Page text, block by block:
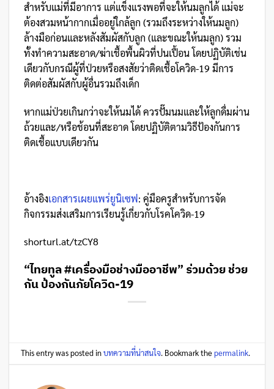
สำหรับแม่ที่มีอาการ แต่แข็งแรงพอที่จะให้นมลูกได้ แม่จะ
ต้องสวมหน้ากากเมื่ออยู่ใกล้ลูก (รวมถึงระหว่างให้นมลูก)
ล้างมือก่อนและหลังสัมผัสกับลูก (และขณะให้นมลูก) รวม
ทั้งทำความสะอาด/ฆ่าเชื้อพื้นผิวที่ปนเปื้อน โดยปฏิบัติเช่น
เดียวกับกรณีผู้ที่ป่วยหรือสงสัยว่าติดเชื้อโควิด-19 มีการ
ติดต่อสัมผัสกับผู้อื่นรวมถึงเด็ก
หากแม่ป่วยเกินกว่าจะให้นมได้ ควรปั๊มนมและให้ลูกดื่มผ่าน
ถ้วยและ/หรือช้อนที่สะอาด โดยปฏิบัติตามวิธีป้องกันการ
ติดเชื้อแบบเดียวกัน
อ้างอิงเอกสารเผยแพร่ยูนิเซฟ: คู่มือครูสำหรับการจัด
กิจกรรมส่งเสริมการเรียนรู้เกี่ยวกับโรคโควิด-19
shorturl.at/tzCY8
“ไทยทูล #เครื่องมือช่างมืออาชีพ” ร่วมด้วย ช่วย
กัน ป้องกันภัยโควิด-19
This entry was posted inบทความที่น่าสนใจ. Bookmark thepermalink.